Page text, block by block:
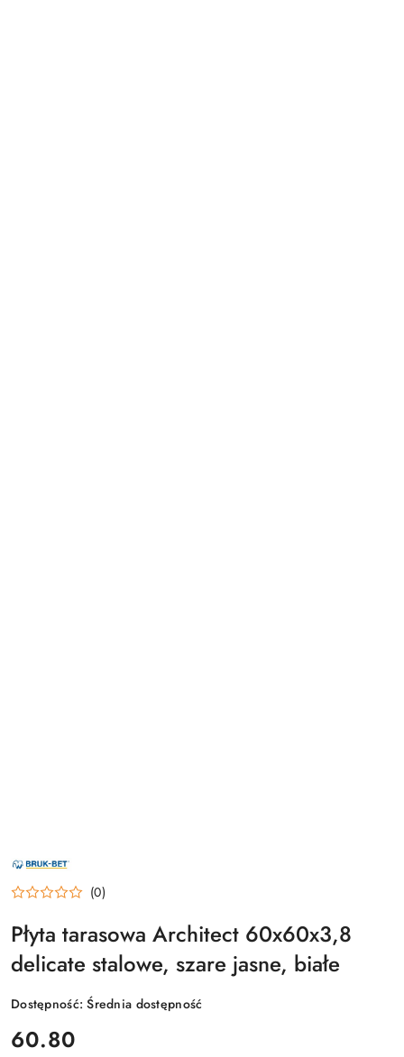
NAZWA
PRODUCENTA:
BRUK-
BET (0)
Płyta tarasowa Architect 60x60x3,8
delicate stalowe, szare jasne, białe
Dostępność:Średnia dostępność
cena:
60.80